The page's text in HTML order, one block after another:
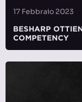
17 Febbraio 2023
BESHARP
COMPETENCY